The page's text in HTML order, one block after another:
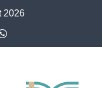
2026